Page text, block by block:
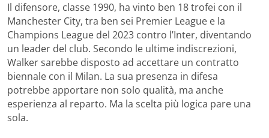
Il difensore, classe 1990, ha vinto ben 18 trofei con il
Manchester City, tra ben sei Premier League e la
Champions League del 2023 contro l’Inter, diventando
un leader del club. Secondo le ultime indiscrezioni,
Walker sarebbe disposto ad accettare un contratto
biennale con il Milan. La sua presenza in difesa
potrebbe apportare non solo qualità, ma anche
esperienza al reparto. Ma la scelta più logica pare una
sola.